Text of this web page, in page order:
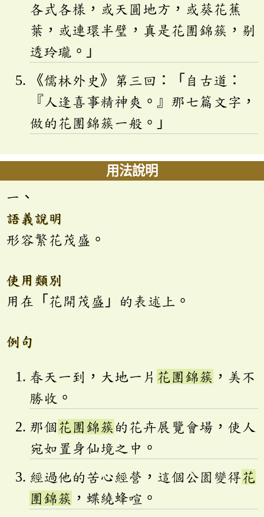
各式各樣，或天圓地方，或葵花蕉
葉，或連環半璧，真是花團錦簇，剔
透玲瓏。」
《儒林外史》第三回：「自古道：
『人逢喜事精神爽。』那七篇文字，
做的花團錦簇一般。」
用法說明
一、
語義說明
形容繁花茂盛。
使用類別
用在「花開茂盛」的表述上。
例句
春天一到，大地一片 花團錦簇 ，美不
勝收。
那個花團錦簇 的花卉展覽會場，使人
宛如置身仙境之中。
經過他的苦心經營，這個公園變得花
團錦簇 ，蝶繞蜂喧。